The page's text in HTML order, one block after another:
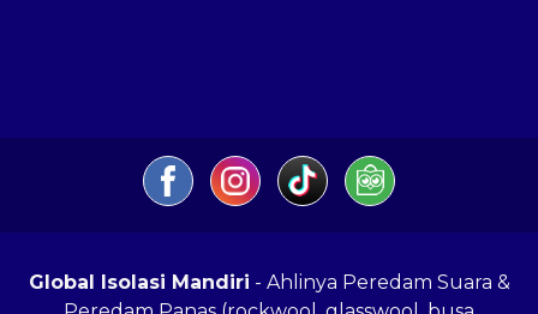
Global Isolasi Mandiri - Ahlinya Peredam Suara &